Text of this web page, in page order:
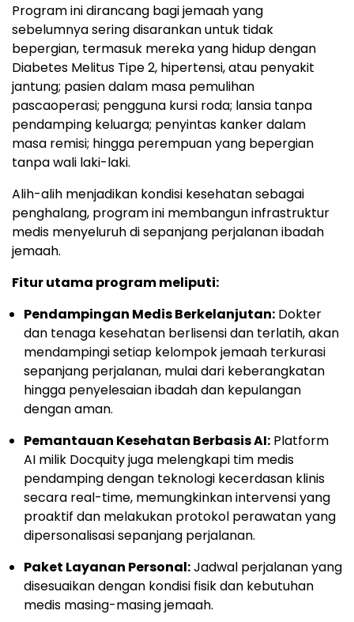
Program ini dirancang bagi jemaah yang
sebelumnya sering disarankan untuk tidak
bepergian, termasuk mereka yang hidup dengan
Diabetes Melitus Tipe 2, hipertensi, atau penyakit
jantung; pasien dalam masa pemulihan
pascaoperasi; pengguna kursi roda; lansia tanpa
pendamping keluarga; penyintas kanker dalam
masa remisi; hingga perempuan yang bepergian
tanpa wali laki-laki.
Alih-alih menjadikan kondisi kesehatan sebagai
penghalang, program ini membangun infrastruktur
medis menyeluruh di sepanjang perjalanan ibadah
jemaah.
Fitur utama program meliputi:
Pendampingan Medis Berkelanjutan: Dokter
dan tenaga kesehatan berlisensi dan terlatih, akan
mendampingi setiap kelompok jemaah terkurasi
sepanjang perjalanan, mulai dari keberangkatan
hingga penyelesaian ibadah dan kepulangan
dengan aman.
Pemantauan Kesehatan Berbasis AI: Platform
AI milik Docquity juga melengkapi tim medis
pendamping dengan teknologi kecerdasan klinis
secara real-time, memungkinkan intervensi yang
proaktif dan melakukan protokol perawatan yang
dipersonalisasi sepanjang perjalanan.
Paket Layanan Personal:Jadwal perjalanan yang
disesuaikan dengan kondisi fisik dan kebutuhan
medis masing-masing jemaah.